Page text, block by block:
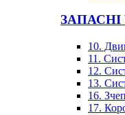
ЗАПАСНІ
10.
11.
12.
13.
16.
17.